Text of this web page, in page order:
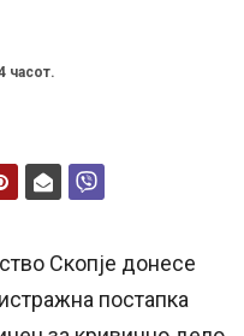
часот.
Скопје донесе
постапка